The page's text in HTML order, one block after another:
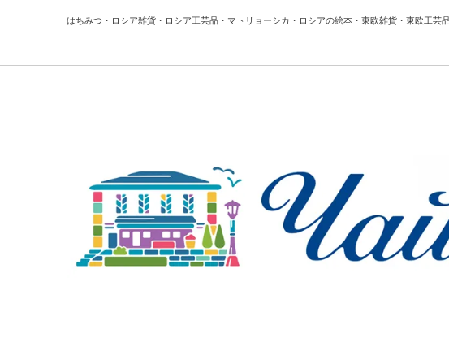
はちみつ・ロシア雑貨・ロシア工芸品・マトリョーシカ・ロシアの絵本・東欧雑貨・東欧工